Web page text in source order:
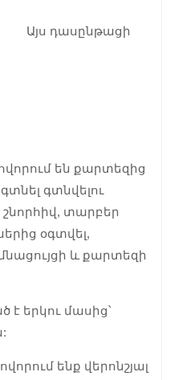
Այս դասընթացի
են քարտեզից
գտնվելու
շնորհիվ, տարբեր
օգտվել,
և քարտեզի
երկու մասից՝
ենք վերոնշյալ